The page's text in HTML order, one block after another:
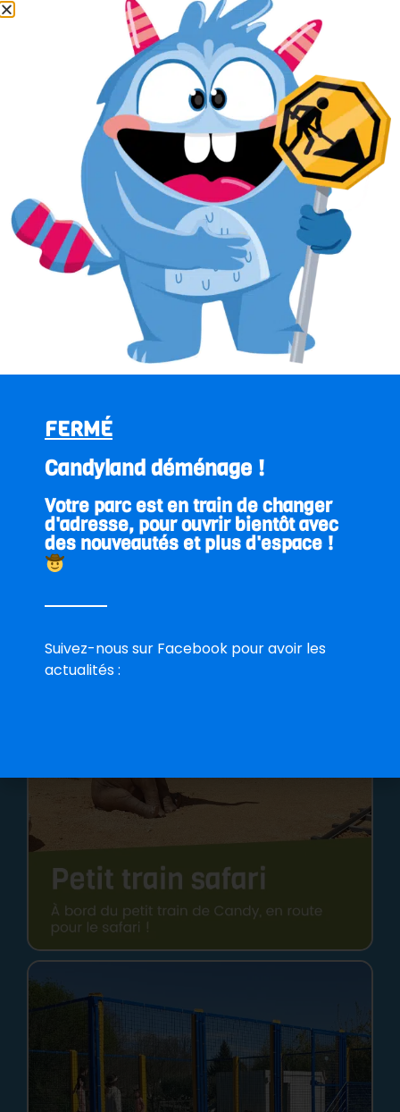
FERMÉ
Candyland déménage !
Votre parc est en train de changer
d'adresse, pour ouvrir bientôt avec
des nouveautés et plus d'espace !
Suivez-nous sur Facebook pour avoir les
actualités :